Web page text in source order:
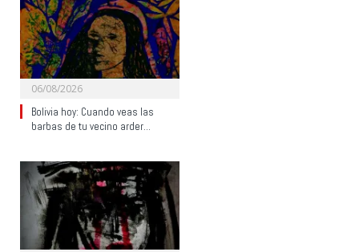
06/08/2026
Bolivia hoy: Cuando veas las
barbas de tu vecino arder…